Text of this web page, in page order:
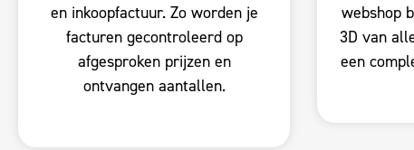
en inkoopfactuur. Zo worden je
facturen gecontroleerd op
afgesproken prijzen en
ontvangen aantallen.
webshop
3D van
een